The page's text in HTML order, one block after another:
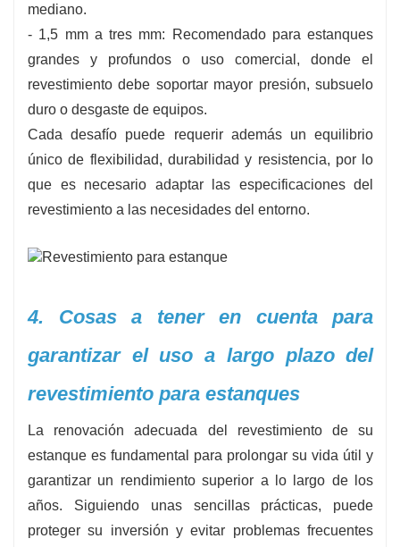
mediano.
- 1,5 mm a tres mm: Recomendado para estanques
grandes y profundos o uso comercial, donde el
revestimiento debe soportar mayor presión, subsuelo
duro o desgaste de equipos.
Cada desafío puede requerir además un equilibrio
único de flexibilidad, durabilidad y resistencia, por lo
que es necesario adaptar las especificaciones del
revestimiento a las necesidades del entorno.
4. Cosas a tener en cuenta para
garantizar el uso a largo plazo del
revestimiento para estanques
La renovación adecuada del revestimiento de su
estanque es fundamental para prolongar su vida útil y
garantizar un rendimiento superior a lo largo de los
años. Siguiendo unas sencillas prácticas, puede
proteger su inversión y evitar problemas frecuentes